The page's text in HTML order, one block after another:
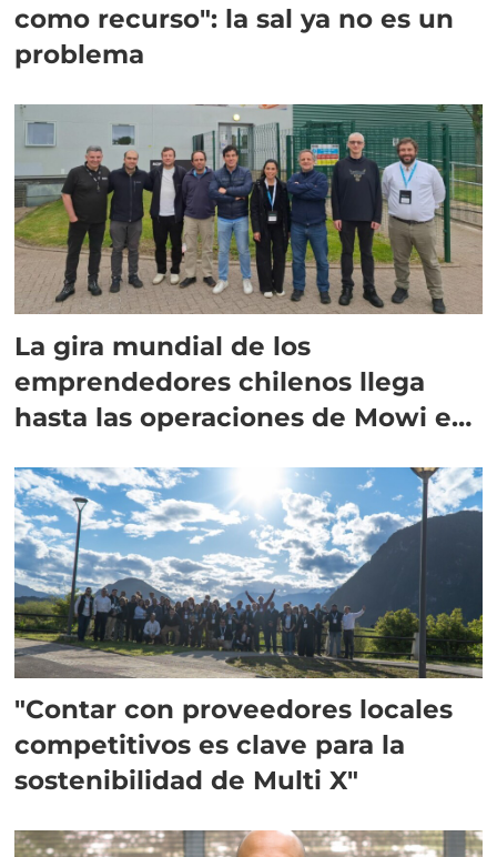
como recurso": la sal ya no es un
problema
La gira mundial de los
emprendedores chilenos llega
hasta las operaciones de Mowi en
"Contar con proveedores locales
competitivos es clave para la
sostenibilidad de Multi X"